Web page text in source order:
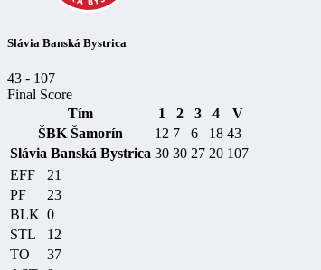
Slávia Banská Bystrica
43 - 107
Final Score
Tím
1 2 3 4
V
ŠBK Šamorín
12 7 6 18 43
Slávia Banská Bystrica 30 30 27 20 107
EFF
21
PF
23
BLK 0
STL
12
TO
37